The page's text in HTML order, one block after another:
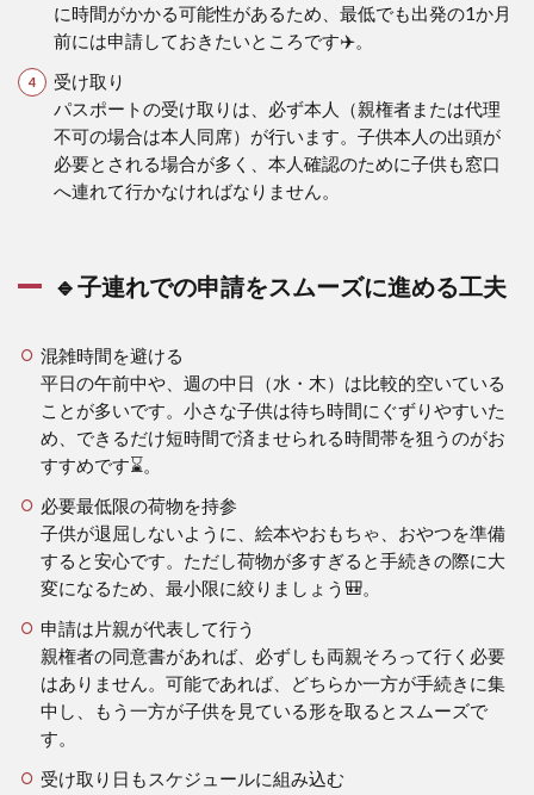
に時間がかかる可能性があるため、最低でも出発の1か月
前には申請しておきたいところです✈️。
受け取り
パスポートの受け取りは、必ず本人（親権者または代理
不可の場合は本人同席）が行います。子供本人の出頭が
必要とされる場合が多く、本人確認のために子供も窓口
へ連れて行かなければなりません。
🔹子連れでの申請をスムーズに進める工夫
混雑時間を避ける
平日の午前中や、週の中日（水・木）は比較的空いている
ことが多いです。小さな子供は待ち時間にぐずりやすいた
め、できるだけ短時間で済ませられる時間帯を狙うのがお
すすめです⌛。
必要最低限の荷物を持参
子供が退屈しないように、絵本やおもちゃ、おやつを準備
すると安心です。ただし荷物が多すぎると手続きの際に大
変になるため、最小限に絞りましょう🎒。
申請は片親が代表して行う
親権者の同意書があれば、必ずしも両親そろって行く必要
はありません。可能であれば、どちらか一方が手続きに集
中し、もう一方が子供を見ている形を取るとスムーズで
す。
受け取り日もスケジュールに組み込む